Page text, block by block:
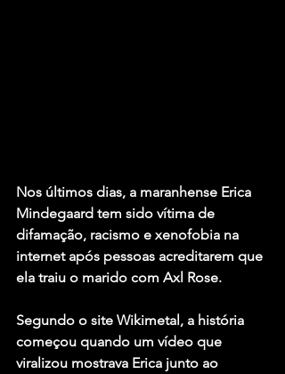
Nos últimos dias, a maranhense Erica
Mindegaard tem sido vítima de
difamação, racismo e xenofobia na
internet após pessoas acreditarem que
ela traiu o marido com Axl Rose.
Segundo o site Wikimetal, a história
começou quando um vídeo que
viralizou mostrava Erica junto ao